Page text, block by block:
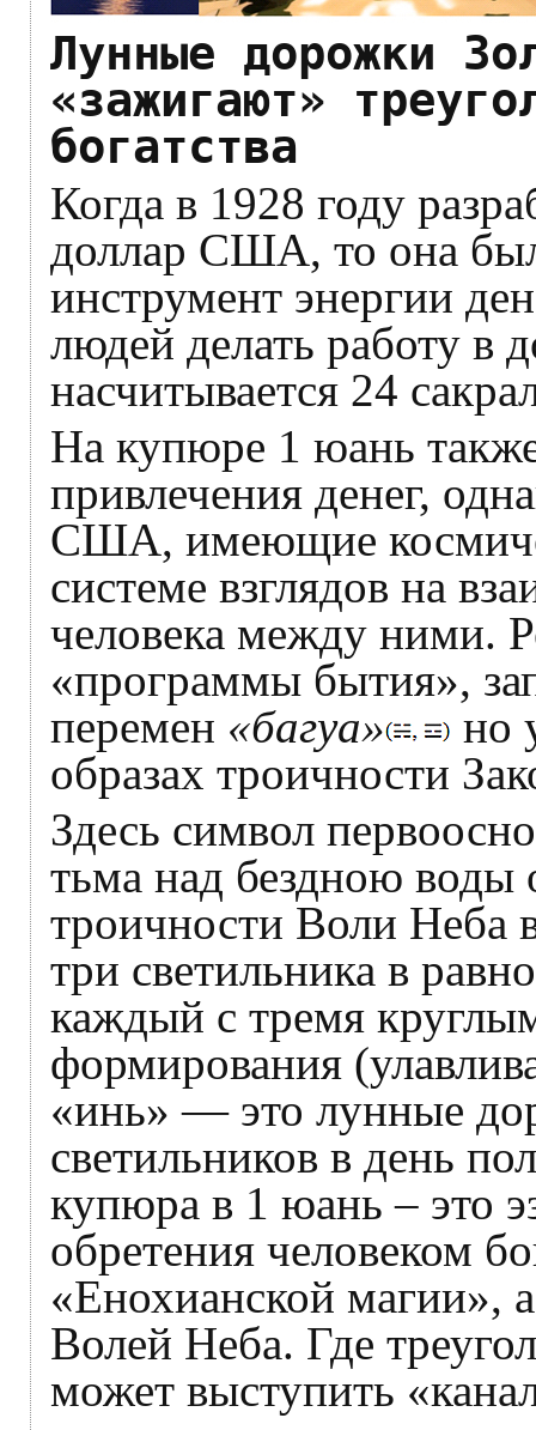
Лунные дорожки
«зажигают»
богатства
Когда в 1928 году
доллар США, то она
инструмент энергии
людей делать работу в
насчитывается 24
На купюре 1 юань
привлечения денег,
США, имеющие
системе взглядов на
человека между ними.
«программы бытия»,
перемен «багуа»
но
образах троичности
Здесь символ
тьма над бездною воды
троичности Воли Неба
три светильника в
каждый с тремя
формирования
«инь» — это лунные
светильников в день
купюра в 1 юань – это
обретения человеком
«Енохианской магии»,
Волей Неба. Где
может выступить